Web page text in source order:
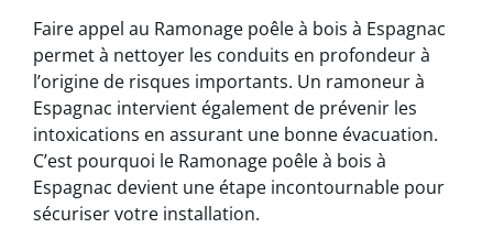
Faire appel au Ramonage poêle à bois à Espagnac
permet à nettoyer les conduits en profondeur à
l’origine de risques importants. Un ramoneur à
Espagnac intervient également de prévenir les
intoxications en assurant une bonne évacuation.
C’est pourquoi le Ramonage poêle à bois à
Espagnac devient une étape incontournable pour
sécuriser votre installation.